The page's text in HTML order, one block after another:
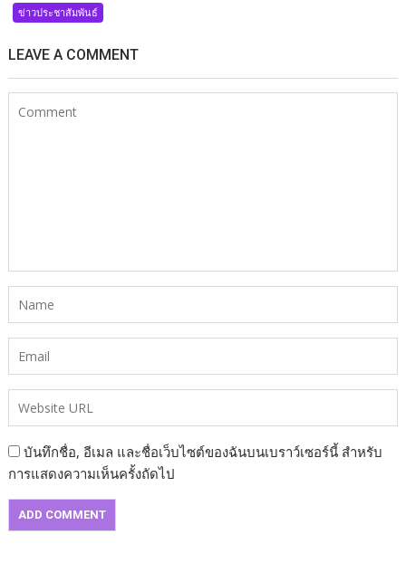
ข่าวประชาสัมพันธ์
LEAVE A COMMENT
บันทึกชื่อ, อีเมล และชื่อเว็บไซต์ของฉันบนเบราว์เซอร์นี้ สำหรับ
การแสดงความเห็นครั้งถัดไป